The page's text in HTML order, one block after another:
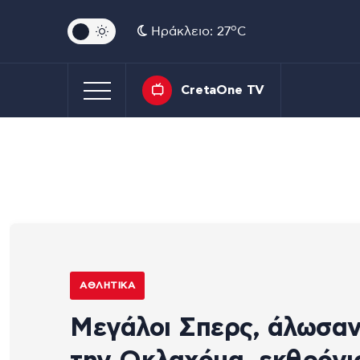
Ηράκλειο: 27oC
CretaOne TV
ΑΘΛΗΤΙΚΆ
Μεγάλοι Σπερς,